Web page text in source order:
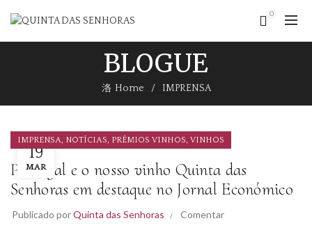
0
BLOGUE
Home IMPRENSA
19
MAR
IMPRENSA, NOTÍCIAS, PRÉMIOS VINHOS, VINHOS
Portugal e o nosso vinho Quinta das
Senhoras em destaque no Jornal Económico
Publicado porQuinta das Senhoras Comentar